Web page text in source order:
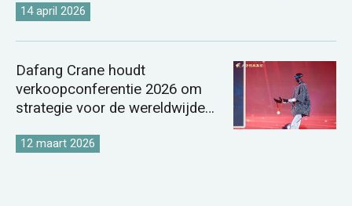
14 april 2026
Dafang Crane houdt
verkoopconferentie 2026 om
strategie voor de wereldwijde
12 maart 2026